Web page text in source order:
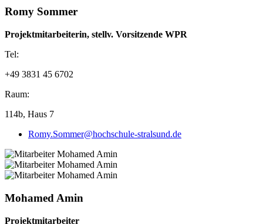
REGWA-Symposium 2026.
Das 33. REGWA Symposium
05.11.2026
im Kalender vor.
Beitragsanmeldung 2026
Beitragsanmeldung 2026
Romy Sommer
Projektmitarbeiterin, stellv. Vorsitzende WPR
Tel:
+49 3831 45 6702
Raum:
114b, Haus 7
Romy.Sommer@hochschule-stralsund.de
Mohamed Amin
Projektmitarbeiter